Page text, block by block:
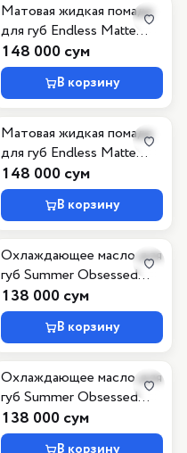
Матовая жидкая помада
для губ Endless Matte
Liquid Lipstick, 090
148 000 сум
В корзину
Матовая жидкая помада
для губ Endless Matte
Liquid Lipstick, 030
148 000 сум
В корзину
Охлаждающее масло для
губ Summer Obsessed
Cooling Lip Oil, C01
138 000 сум
В корзину
Охлаждающее масло для
губ Summer Obsessed
Cooling Lip Oil, C03
138 000 сум